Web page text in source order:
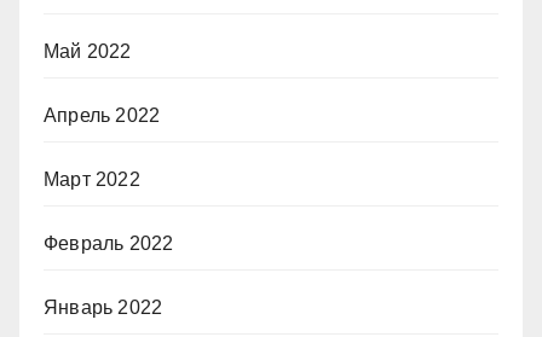
Май 2022
Апрель 2022
Март 2022
Февраль 2022
Январь 2022